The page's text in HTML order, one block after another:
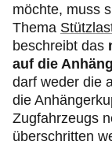
möchte, muss
Thema
beschreibt das
auf die
darf weder die
die
Zugfahrzeugs
überschritten